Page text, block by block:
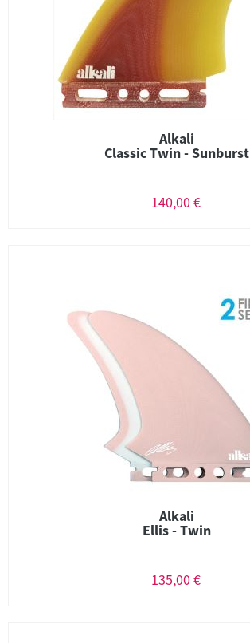
Alkali
Classic Twin - Sunburst
140,00 €
Alkali
Ellis - Twin
135,00 €